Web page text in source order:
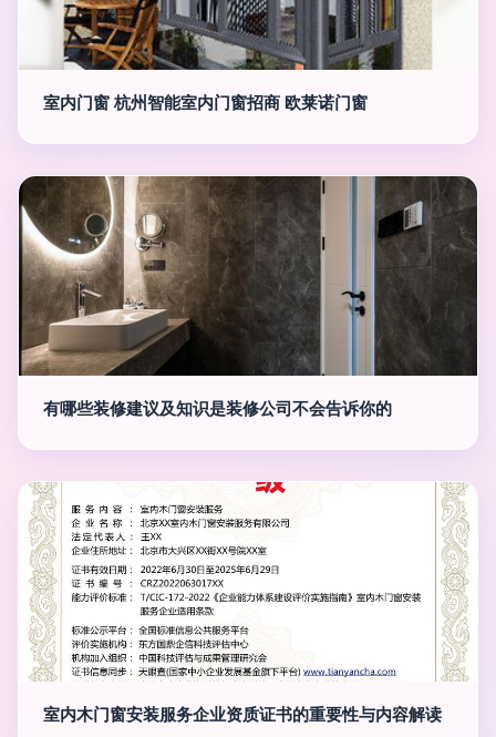
室内门窗 杭州智能室内门窗招商 欧莱诺门窗
有哪些装修建议及知识是装修公司不会告诉你的
室内木门窗安装服务企业资质证书的重要性与内容解读